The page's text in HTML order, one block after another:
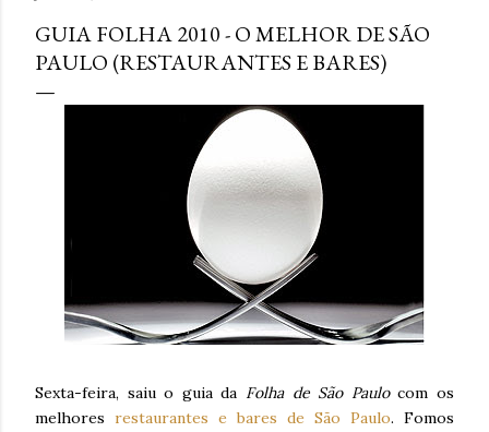
GUIA FOLHA 2010 - O MELHOR DE SÃO
PAULO (RESTAURANTES E BARES)
Sexta-feira, saiu o guia da Folha de São Paulocom os
melhores restaurantes e bares de São Paulo. Fomos